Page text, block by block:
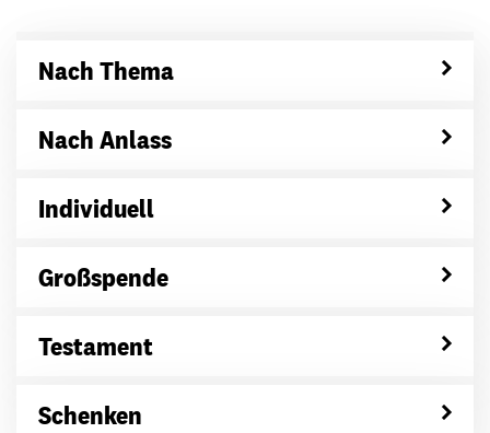
Nach Thema
Nach Anlass
Individuell
Großspende
Testament
Schenken